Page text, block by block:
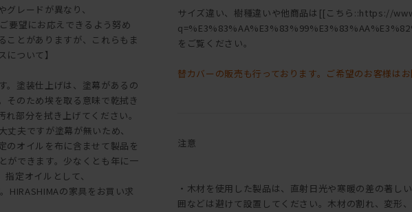
レードが異なり、
要望にお応えできるよう努め
ことがありますが、これらもま
ついて】
。塗装仕上げは、塗幕があるの
そのため埃を取る意味で乾拭き
部分を拭き上げてください。
夫ですが塗幕が無いため、
のオイルを布に含ませて製品を
ができます。少なくとも年に一
定オイルとして、
HIRASHIMAの家具をお買い求
サイズ違い、樹種違いや他商品は[[こちら::https://
をご覧ください。
替カバーの販売も行っております。ご希望のお客様はお
注意
・木材を使用した製品は、直射日光や寒暖の差の著し
囲などは避けて設置してください。木材の割れ、変形